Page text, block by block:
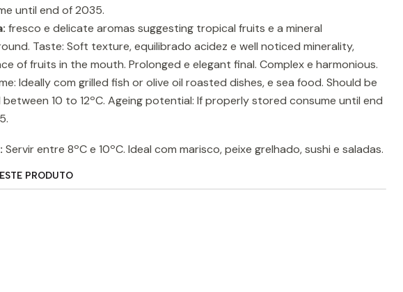
until end of 2035.
fresco e delicate aromas suggesting tropical fruits e a mineral
Taste: Soft texture, equilibrado acidez e well noticed minerality,
of fruits in the mouth. Prolonged e elegant final. Complex e harmonious.
Ideally com grilled fish or olive oil roasted dishes, e sea food. Should be
between 10 to 12ºC. Ageing potential: If properly stored consume until end
Servir entre 8ºC e 10ºC. Ideal com marisco, peixe grelhado, sushi e saladas.
PRODUTO